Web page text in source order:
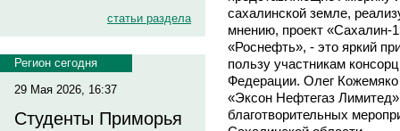
статьи раздела
Регион сегодня
29 Мая 2026, 16:37
Студенты Приморья
сахалинской земле,
мнению, проект «Сахалин-
«Роснефть», - это яркий
пользу участникам
Федерации. Олег Кожемяко
«Эксон Нефтегаз
благотворительных